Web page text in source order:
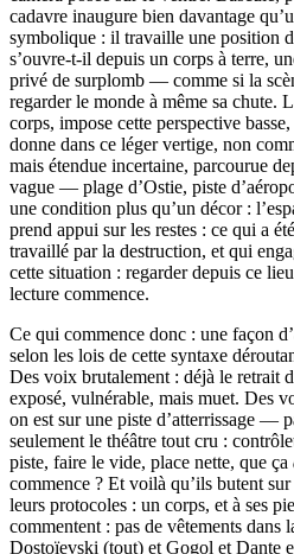
cadavre inaugure bien davantage
symbolique : il travaille une position
s’ouvre-t-il depuis un corps à terre,
privé de surplomb — comme si la
regarder le monde à même sa chute.
corps, impose cette perspective
donne dans ce léger vertige, non
mais étendue incertaine, parcourue
vague — plage d’Ostie, piste
une condition plus qu’un décor :
prend appui sur les restes : ce qui a
travaillé par la destruction, et qui
cette situation : regarder depuis ce
lecture commence.
Ce qui commence donc : une façon
selon les lois de cette syntaxe
Des voix brutalement : déjà le retrait
exposé, vulnérable, mais muet. Des
on est sur une piste d’atterrissage —
seulement le théâtre tout cru :
piste, faire le vide, place nette, que ça
commence ? Et voilà qu’ils butent
leurs protocoles : un corps, et à ses
commentent : pas de vêtements dans
Dostoïevski (tout) et Gogol et Dante